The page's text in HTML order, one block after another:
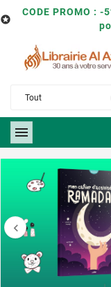

CODE PROMO : -

